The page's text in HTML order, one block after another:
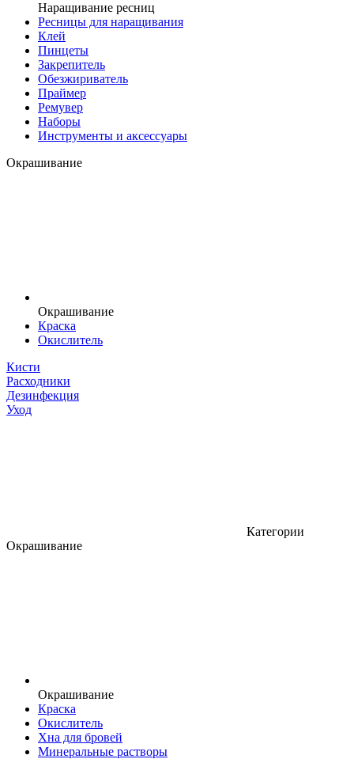
Наращивание ресниц
Ресницы для наращивания
Клей
Пинцеты
Закрепитель
Обезжириватель
Праймер
Ремувер
Наборы
Инструменты и аксессуары
Окрашивание
Окрашивание
Краска
Окислитель
Кисти
Расходники
Дезинфекция
Уход
Категории
Окрашивание
Окрашивание
Краска
Окислитель
Хна для бровей
Минеральные растворы